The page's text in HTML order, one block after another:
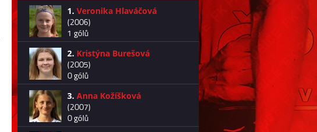
1. Veronika Hlaváčová
(2006)
1 gólů
2. Kristýna Burešová
(2005)
0 gólů
3. Anna Kožíšková
(2007)
0 gólů